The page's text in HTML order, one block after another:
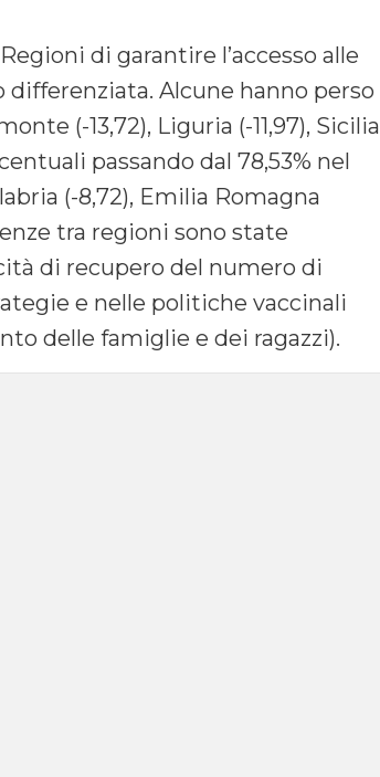
di garantire l’accesso alle
Alcune hanno perso
(-13,72), Liguria (-11,97), Sicilia
passando dal 78,53% nel
(-8,72), Emilia Romagna
tra regioni sono state
di recupero del numero di
e nelle politiche vaccinali
delle famiglie e dei ragazzi).